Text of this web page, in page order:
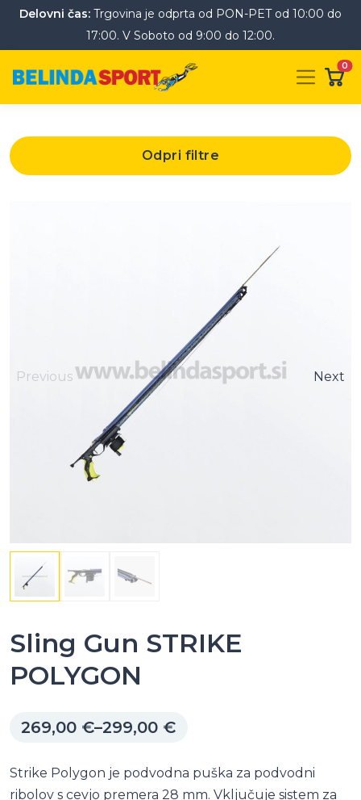
Delovni čas: Trgovina je odprta od PON-PET od 10:00 do
17:00. V Soboto od 9:00 do 12:00.
0
Odpri filtre
Previous Next
Sling Gun STRIKE
POLYGON
269,00 €–299,00 €
Cenovni
od
269,00 €
Strike Polygon je podvodna puška za podvodni
ribolov s cevjo premera 28 mm. Vključuje sistem za